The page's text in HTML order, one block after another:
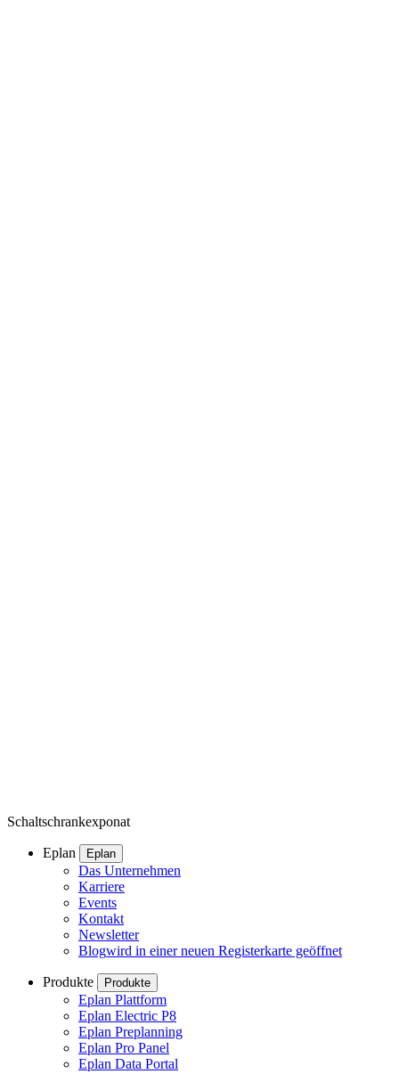
Schaltschrankexponat
Eplan Eplan
Das Unternehmen
Karriere
Events
Kontakt
Newsletter
Blogwird in einer neuen Registerkarte geöffnet
Produkte Produkte
Eplan Plattform
Eplan Electric P8
Eplan Preplanning
Eplan Pro Panel
Eplan Data Portal